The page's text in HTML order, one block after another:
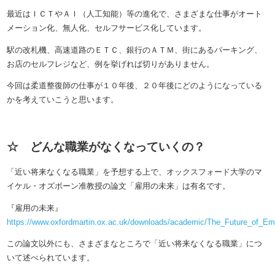
最近はＩＣＴやＡＩ（人工知能）等の進化で、さまざまな仕事がオート
メーション化、無人化、セルフサービス化しています。
駅の改札機、高速道路のＥＴＣ、銀行のＡＴＭ、街にあるパーキング、
お店のセルフレジなど、例を挙げれば切りがありません。
今回は柔道整復師の仕事が１０年後、２０年後にどのようになっている
かを考えていこうと思います。
☆ どんな職業がなくなっていくの？
「近い将来なくなる職業」を予想する上で、オックスフォード大学のマ
イケル・オズボーン准教授の論文「雇用の未来」は有名です。
『雇用の未来』
https://www.oxfordmartin.ox.ac.uk/downloads/academic/
この論文以外にも、さまざまなところで「近い将来なくなる職業」につ
いて述べられています。